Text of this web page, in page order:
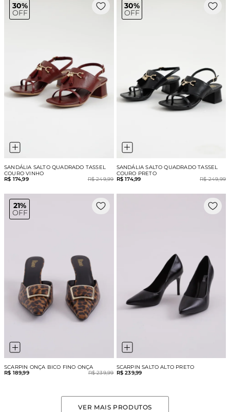
30%
OFF
SANDÁLIA SALTO QUADRADO TASSEL
COURO VINHO
R$ 174,99
R$ 249,99
30%
OFF
SANDÁLIA SALTO QUADRADO TASSEL
COURO PRETO
R$ 174,99
R$ 249,99
21%
OFF
SCARPIN ONÇA BICO FINO ONÇA
R$ 189,99
R$ 239,99
SCARPIN SALTO ALTO PRETO
R$ 239,99
VER MAIS PRODUTOS